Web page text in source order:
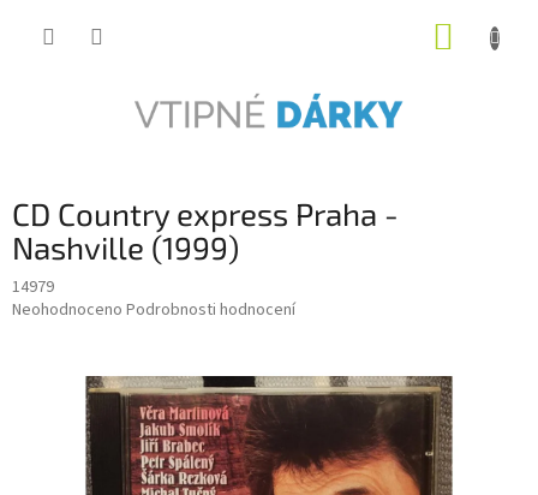
CD Country express Praha -
Nashville (1999)
14979
Průměrné
hvězdiček.
Neohodnoceno Podrobnosti hodnocení